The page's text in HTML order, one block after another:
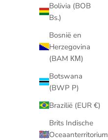
Bolivia (BOB
Bs.)
Bosnië en
Herzegovina
(BAM КМ)
Botswana
(BWP P)
Brazilië (EUR €)
Brits Indische
Oceaanterritorium